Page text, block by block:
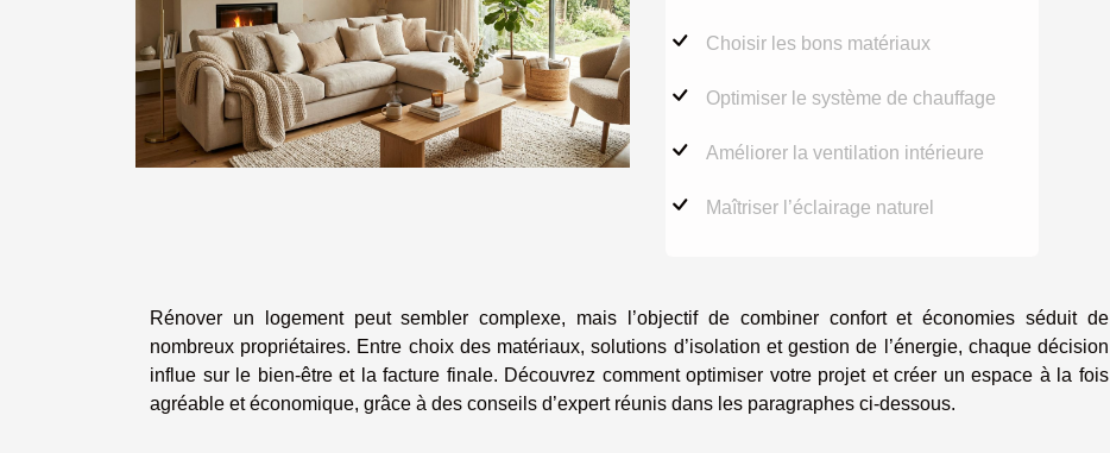
Choisir les bons matériaux
Optimiser le système de chauffage
Améliorer la ventilation intérieure
Maîtriser l’éclairage naturel
Rénover un logement peut sembler complexe, mais l’objectif de combiner confort et économies séduit de
nombreux propriétaires. Entre choix des matériaux, solutions d’isolation et gestion de l’énergie, chaque décision
influe sur le bien-être et la facture finale. Découvrez comment optimiser votre projet et créer un espace à la fois
agréable et économique, grâce à des conseils d’expert réunis dans les paragraphes ci-dessous.